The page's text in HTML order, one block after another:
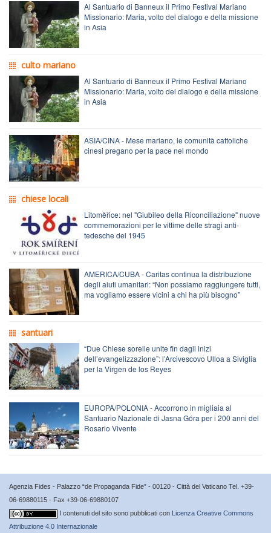
Al Santuario di Banneux il Primo Festival Mariano
Missionario: Maria, volto del dialogo e della missione
in Asia
culto mariano
Al Santuario di Banneux il Primo Festival Mariano
Missionario: Maria, volto del dialogo e della missione
in Asia
ASIA/CINA - Mese mariano, le comunità cattoliche
cinesi pregano per la pace nel mondo
chiese locali
Litoměřice: nel "Giubileo della Riconciliazione" nuove
commemorazioni per le vittime delle stragi anti-
tedesche del 1945
AMERICA/CUBA - Caritas continua la distribuzione
degli aiuti umanitari: “Non possiamo raggiungere tutti,
ma vogliamo essere vicini a chi ha più bisogno”
santuari
“Due Chiese sorelle unite fin dagli inizi
dell’evangelizzazione”: l’Arcivescovo Ulloa a Siviglia
per la Virgen de los Reyes
EUROPA/POLONIA - Accorrono in migliaia al
Santuario Nazionale di Jasna Góra per i 200 anni del
Rosario Vivente
Agenzia Fides - Palazzo “de Propaganda Fide” - 00120 - Città del Vaticano Tel. +39-
06-69880115 - Fax +39-06-69880107
I contenuti del sito sono pubblicati con Licenza Creative Commons
Attribuzione 4.0 Internazionale